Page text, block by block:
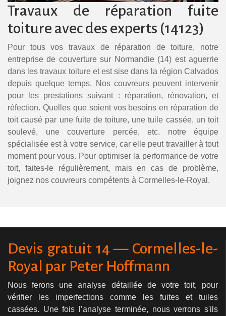
Travaux de réparation fuite
toiture avec des experts (14123)
Pour tous vos travaux de réparation de toiture, notre
entreprise de couverture sur Normandie (14) est aguerrie
dans les travaux toiture et est sise dans la région Calvados
depuis quelque temps. Nos couvreurs peuvent intervenir
pour les prestations suivant : réparation, rénovation, et
réfection. Quelles que soient vos besoins en réparation de
toit causé par une fuite de toiture, une tuile cassée, un toit
soulevé, une couverture percée, etc. notre équipe
spécialisée est à votre service, car elle peut travailler à tout
moment pour vous. Pour optimiser la performance de votre
toit, faites-le régulièrement, mais en cas de problème,
joignez nos couvreurs compétents à Cormelles-le-Royal.
Devis gratuit 14 — Cormelles-le-
Royal par Peter Hoffmann
Nous ferons une analyse détaillée de votre toit, pour
vérifier les imperfections comme les fuites et tuiles
cassées. Une fois l’analyse terminée, nous verrons s'ils